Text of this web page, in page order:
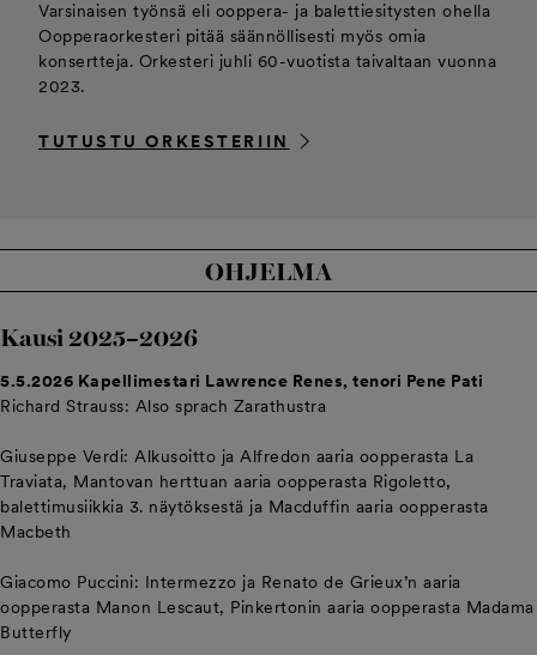
Varsinaisen työnsä eli ooppera- ja balettiesitysten ohella
Oopperaorkesteri pitää säännöllisesti myös omia
konsertteja. Orkesteri juhli 60-vuotista taivaltaan vuonna
2023.
TUTUSTU ORKESTERIIN
OHJELMA
Kausi 2025–2026
5.5.2026 Kapellimestari Lawrence Renes, tenori Pene Pati
Richard Strauss: Also sprach Zarathustra
Giuseppe Verdi: Alkusoitto ja Alfredon aaria oopperasta La
Traviata, Mantovan herttuan aaria oopperasta Rigoletto,
balettimusiikkia 3. näytöksestä ja Macduffin aaria oopperasta
Macbeth
Giacomo Puccini: Intermezzo ja Renato de Grieux’n aaria
oopperasta Manon Lescaut, Pinkertonin aaria oopperasta Madama
Butterfly